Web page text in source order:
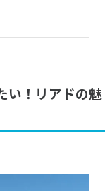
い！リアドの魅